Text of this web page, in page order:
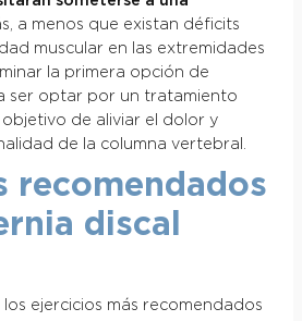
a menos que existan déficits
muscular en las extremidades
la primera opción de
ser optar por un tratamiento
de aliviar el dolor y
de la columna vertebral.
recomendados
discal
ejercicios más recomendados